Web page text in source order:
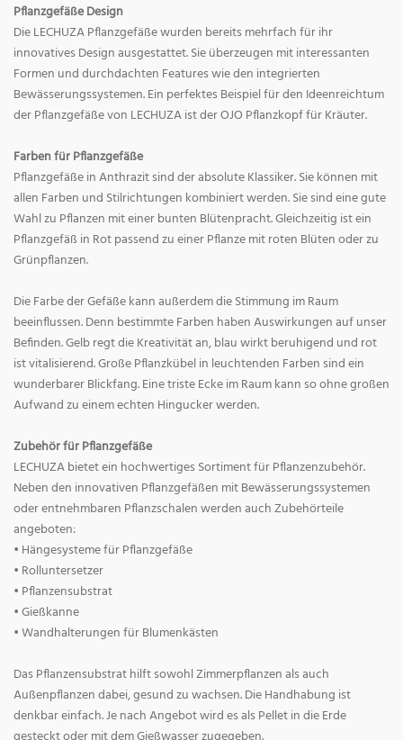
Pflanzgefäße Design
Die LECHUZA Pflanzgefäße wurden bereits mehrfach für ihr
innovatives Design ausgestattet. Sie überzeugen mit interessanten
Formen und durchdachten Features wie den integrierten
Bewässerungssystemen. Ein perfektes Beispiel für den Ideenreichtum
der Pflanzgefäße von LECHUZA ist der OJO Pflanzkopf für Kräuter.
Farben für Pflanzgefäße
Pflanzgefäße in Anthrazit sind der absolute Klassiker. Sie können mit
allen Farben und Stilrichtungen kombiniert werden. Sie sind eine gute
Wahl zu Pflanzen mit einer bunten Blütenpracht. Gleichzeitig ist ein
Pflanzgefäß in Rot passend zu einer Pflanze mit roten Blüten oder zu
Grünpflanzen.
Die Farbe der Gefäße kann außerdem die Stimmung im Raum
beeinflussen. Denn bestimmte Farben haben Auswirkungen auf unser
Befinden. Gelb regt die Kreativität an, blau wirkt beruhigend und rot
ist vitalisierend. Große Pflanzkübel in leuchtenden Farben sind ein
wunderbarer Blickfang. Eine triste Ecke im Raum kann so ohne großen
Aufwand zu einem echten Hingucker werden.
Zubehör für Pflanzgefäße
LECHUZA bietet ein hochwertiges Sortiment für Pflanzenzubehör.
Neben den innovativen Pflanzgefäßen mit Bewässerungssystemen
oder entnehmbaren Pflanzschalen werden auch Zubehörteile
angeboten:
• Hängesysteme für Pflanzgefäße
• Rolluntersetzer
• Pflanzensubstrat
• Gießkanne
• Wandhalterungen für Blumenkästen
Das Pflanzensubstrat hilft sowohl Zimmerpflanzen als auch
Außenpflanzen dabei, gesund zu wachsen. Die Handhabung ist
denkbar einfach. Je nach Angebot wird es als Pellet in die Erde